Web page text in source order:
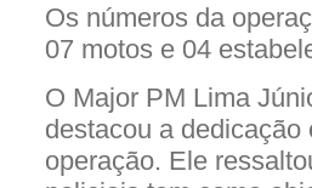
Os números da
07 motos e 04
O Major PM Lima
destacou a
operação. Ele